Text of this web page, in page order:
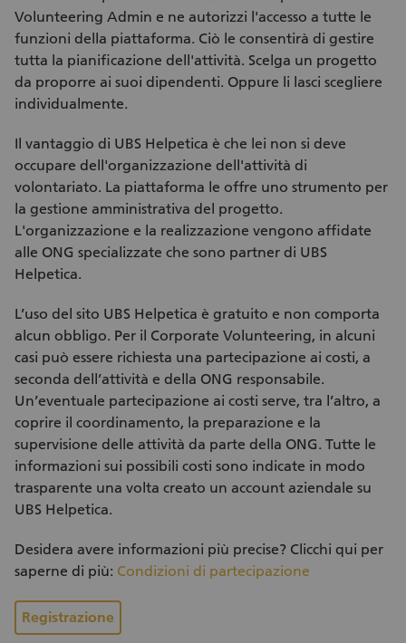
Volunteering Admin e ne autorizzi l'accesso a tutte le
funzioni della piattaforma. Ciò le consentirà di gestire
tutta la pianificazione dell'attività. Scelga un progetto
da proporre ai suoi dipendenti. Oppure li lasci scegliere
individualmente.
Il vantaggio di UBS Helpetica è che lei non si deve
occupare dell'organizzazione dell'attività di
volontariato. La piattaforma le offre uno strumento per
la gestione amministrativa del progetto.
L'organizzazione e la realizzazione vengono affidate
alle ONG specializzate che sono partner di UBS
Helpetica.
L’uso del sito UBS Helpetica è gratuito e non comporta
alcun obbligo. Per il Corporate Volunteering, in alcuni
casi può essere richiesta una partecipazione ai costi, a
seconda dell’attività e della ONG responsabile.
Un’eventuale partecipazione ai costi serve, tra l’altro, a
coprire il coordinamento, la preparazione e la
supervisione delle attività da parte della ONG. Tutte le
informazioni sui possibili costi sono indicate in modo
trasparente una volta creato un account aziendale su
UBS Helpetica.
Desidera avere informazioni più precise? Clicchi qui per
saperne di più: Condizioni di partecipazione
Registrazione